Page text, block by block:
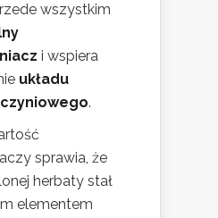
wszystkim
i wspiera
układu
.
sprawia, że
herbaty stał
elementem